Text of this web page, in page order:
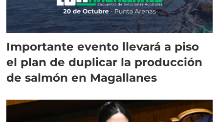
Importante evento llevará a piso
el plan de duplicar la producción
de salmón en Magallanes